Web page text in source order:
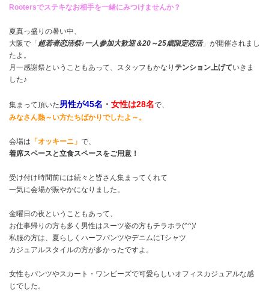
Rootersでステキなお相手を一緒にみつけませんか？
夏真っ盛りの暑い中、
大阪で「 超若者恋活祭♪一人参加大歓迎＆20～25歳限定恋活」が開催されまし
たよ。
月一感謝祭ということもあって、スタッフもかなり テンション上げていきま
した♪
集まって頂いた男性が45名 ・ 女性は28名で、
みなさん熱～い方たちばかりでしたよ～。
会場は 「オッキーニ」 で、
着席スペースと立食スペースをご用意！
受け付け時間前には続々と皆さん集まってくれて
一気に会場が賑やかになりました。
金曜日の夜ということもあって、
お仕事帰りの方も多く男性はスーツ姿の方もチラホラ(^^)/
私服の方は、夏らしくハーフパンツやデニムにTシャツ
カジュアルスタイルの方が多かったですよ。
女性もパンツやスカート・ワンピーズで可愛らしいオフィスカジュアルな感
じでした。